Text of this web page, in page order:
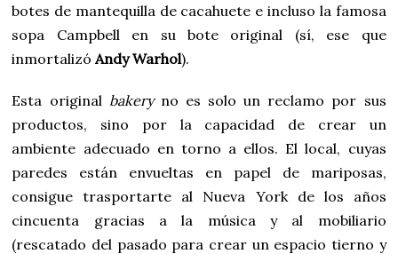
botes de mantequilla de cacahuete e incluso la famosa
sopa Campbell en su bote original (sí, ese que
inmortalizóAndy Warhol).
Esta original bakeryno es solo un reclamo por sus
productos, sino por la capacidad de crear un
ambiente adecuado en torno a ellos. El local, cuyas
paredes están envueltas en papel de mariposas,
consigue trasportarte al Nueva York de los años
cincuenta gracias a la música y al mobiliario
(rescatado del pasado para crear un espacio tierno y